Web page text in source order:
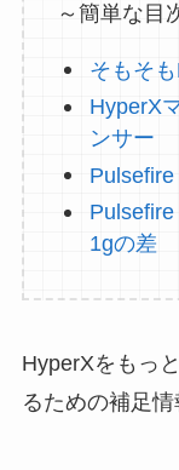
～簡単な目
そもそ
HyperX
ンサー
1gの差
HyperXをもっ
るための補足